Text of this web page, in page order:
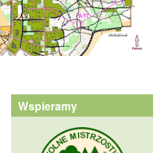
Wspieramy